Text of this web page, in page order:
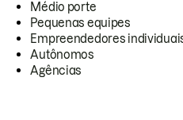
Médio porte
Pequenas equipes
Empreendedores
Autônomos
Agências